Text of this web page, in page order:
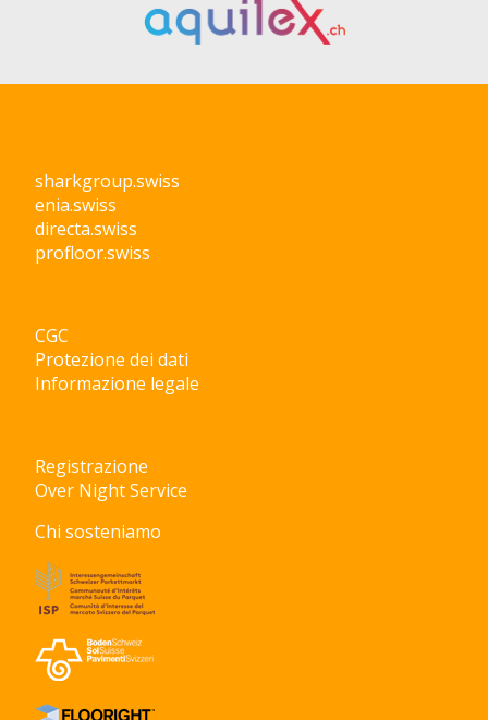
sharkgroup.swiss
enia.swiss
directa.swiss
profloor.swiss
CGC
Protezione dei dati
Informazione legale
Registrazione
Over Night Service
Chi sosteniamo